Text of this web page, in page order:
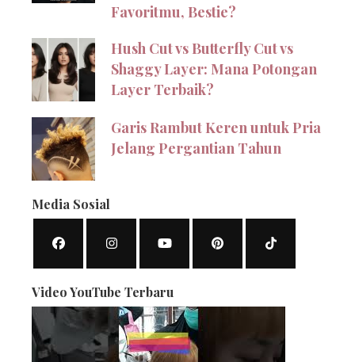
Favoritmu, Bestie?
Hush Cut vs Butterfly Cut vs
Shaggy Layer: Mana Potongan
Layer Terbaik?
Garis Rambut Keren untuk Pria
Jelang Pergantian Tahun
Media Sosial
Video YouTube Terbaru